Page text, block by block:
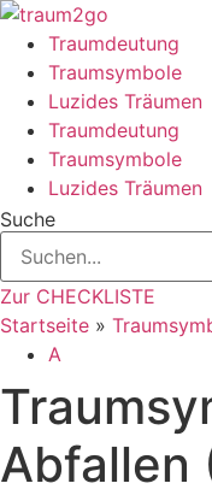
Zum
Inhalt
springen
Traumdeutung
Traumsymbole
Luzides Träumen
Traumdeutung
Traumsymbole
Luzides Träumen
Suche
Zur CHECKLISTE
Startseite »
A
Abfallen